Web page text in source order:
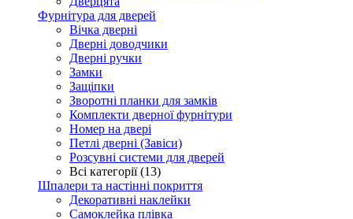
Фурнітура для дверей
Вічка дверні
Дверні доводчики
Дверні ручки
Замки
Защіпки
Зворотні планки для замків
Комплекти дверної фурнітури
Номер на двері
Петлі дверні (Завіси)
Розсувні системи для дверей
Всі категорії (13)
Шпалери та настінні покриття
Декоративні наклейки
Самоклейка плівка